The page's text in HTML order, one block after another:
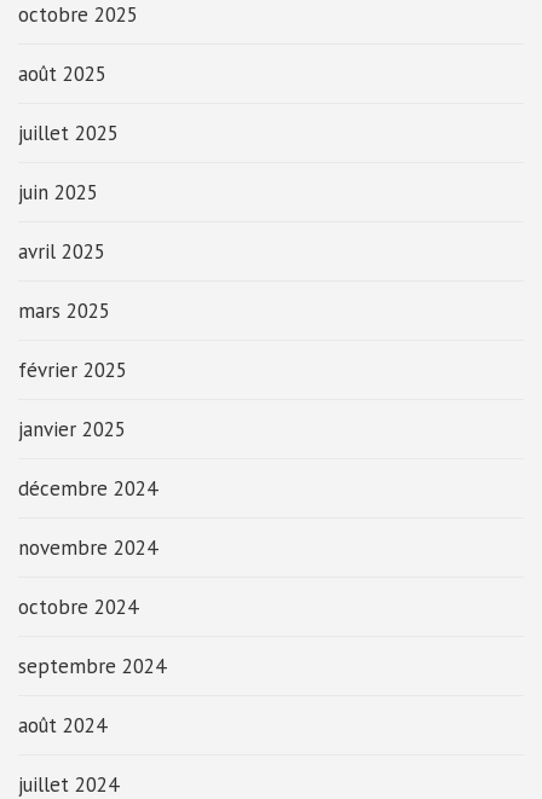
octobre 2025
août 2025
juillet 2025
juin 2025
avril 2025
mars 2025
février 2025
janvier 2025
décembre 2024
novembre 2024
octobre 2024
septembre 2024
août 2024
juillet 2024